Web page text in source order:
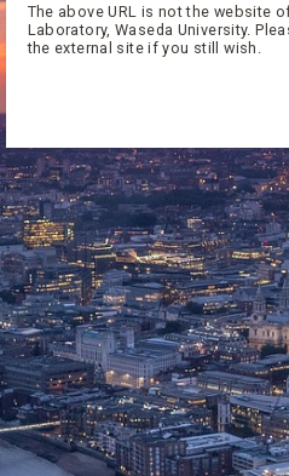
The above URL is not the website
Laboratory, Waseda University.
the external site if you still wish.